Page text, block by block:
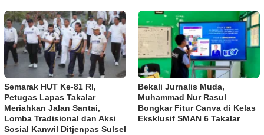
Semarak HUT Ke-81 RI,
Petugas Lapas Takalar
Meriahkan Jalan Santai,
Lomba Tradisional dan Aksi
Sosial Kanwil Ditjenpas Sulsel
Bekali Jurnalis Muda,
Muhammad Nur Rasul
Bongkar Fitur Canva di Kelas
Eksklusif SMAN 6 Takalar